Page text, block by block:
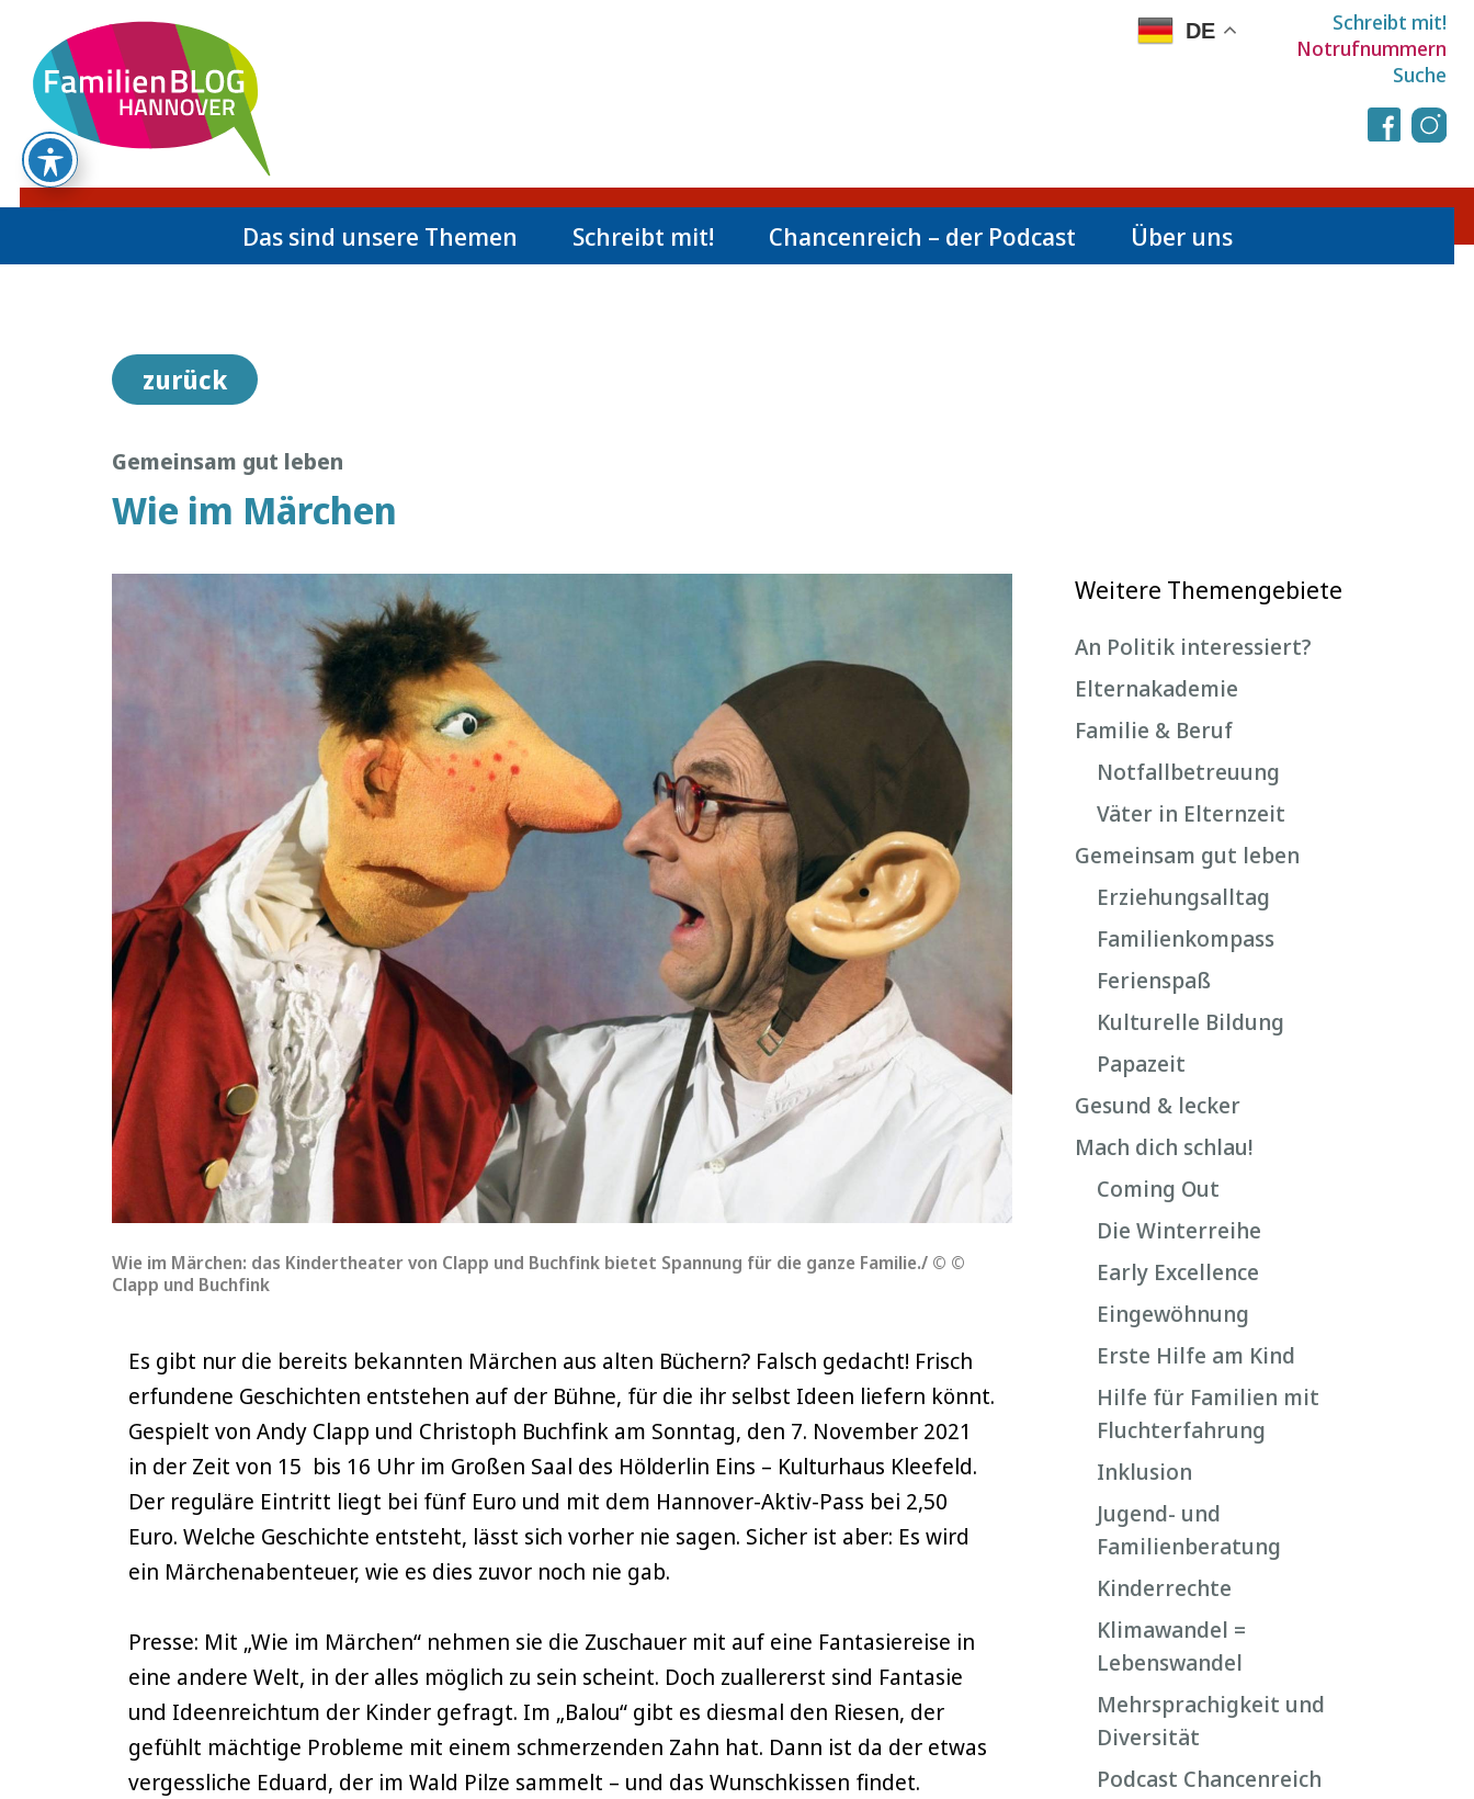
DE
Schreibt mit!
Notrufnummern
Suche
Das sind unsere Themen Schreibt mit! Chancenreich – der Podcast Über uns
zurück
Gemeinsam gut leben
Wie im Märchen
Wie im Märchen: das Kindertheater von Clapp und Buchfink bietet Spannung für die ganze Familie./ © ©
Clapp und Buchfink
Es gibt nur die bereits bekannten Märchen aus alten Büchern? Falsch gedacht! Frisch
erfundene Geschichten entstehen auf der Bühne, für die ihr selbst Ideen liefern könnt.
Gespielt von Andy Clapp und Christoph Buchfink am Sonntag, den 7. November 2021
in der Zeit von 15 bis 16 Uhr im Großen Saal des Hölderlin Eins – Kulturhaus Kleefeld.
Der reguläre Eintritt liegt bei fünf Euro und mit dem Hannover-Aktiv-Pass bei 2,50
Euro. Welche Geschichte entsteht, lässt sich vorher nie sagen. Sicher ist aber: Es wird
ein Märchenabenteuer, wie es dies zuvor noch nie gab.
Presse: Mit „Wie im Märchen“ nehmen sie die Zuschauer mit auf eine Fantasiereise in
eine andere Welt, in der alles möglich zu sein scheint. Doch zuallererst sind Fantasie
und Ideenreichtum der Kinder gefragt. Im „Balou“ gibt es diesmal den Riesen, der
gefühlt mächtige Probleme mit einem schmerzenden Zahn hat. Dann ist da der etwas
vergessliche Eduard, der im Wald Pilze sammelt – und das Wunschkissen findet.
Weitere Themengebiete
An Politik interessiert?
Elternakademie
Familie & Beruf
Notfallbetreuung
Väter in Elternzeit
Gemeinsam gut leben
Erziehungsalltag
Familienkompass
Ferienspaß
Kulturelle Bildung
Papazeit
Gesund & lecker
Mach dich schlau!
Coming Out
Die Winterreihe
Early Excellence
Eingewöhnung
Erste Hilfe am Kind
Hilfe für Familien mit
Fluchterfahrung
Inklusion
Jugend- und
Familienberatung
Kinderrechte
Klimawandel =
Lebenswandel
Mehrsprachigkeit und
Diversität
Podcast Chancenreich